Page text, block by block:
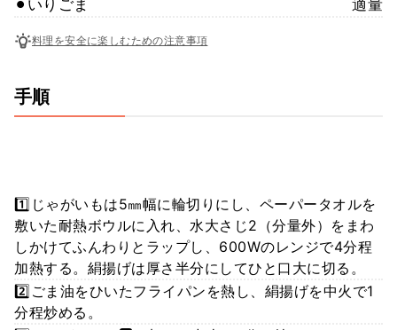
⚫︎いりごま
適量
料理を安全に楽しむための注意事項
手順
1️⃣じゃがいもは5㎜幅に輪切りにし、ペーパータオルを
敷いた耐熱ボウルに入れ、水大さじ2（分量外）をまわ
しかけてふんわりとラップし、600Wのレンジで4分程
加熱する。絹揚げは厚さ半分にしてひと口大に切る。
2️⃣ごま油をひいたフライパンを熱し、絹揚げを中火で1
分程炒める。